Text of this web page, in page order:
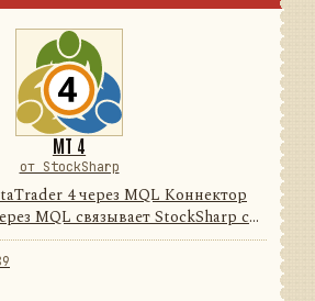
MT 4
от StockSharp
4 через MQL Коннектор
MQL связывает StockSharp с
4 через поставляемый
нативный/FIX-мост. Он